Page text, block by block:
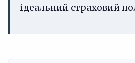
ідеальний страховий